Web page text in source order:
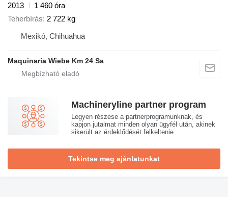
2013
1 460 óra
Teherbírás 2 722 kg
Mexikó, Chihuahua
Maquinaria Wiebe Km 24 Sa
Machineryline partner program
Legyen részese a partnerprogramunknak, és
kapjon jutalmat minden olyan ügyfél után, akinek
sikerült az érdeklődését felkeltenie
Tekintse meg ajánlatunkat